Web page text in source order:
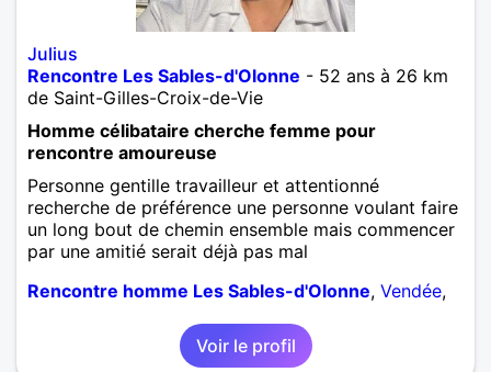
Julius
Rencontre Les Sables-d'Olonne - 52 ans à 26 km
de Saint-Gilles-Croix-de-Vie
Homme célibataire cherche femme pour
rencontre amoureuse
Personne gentille travailleur et attentionné
recherche de préférence une personne voulant faire
un long bout de chemin ensemble mais commencer
par une amitié serait déjà pas mal
Rencontre homme Les Sables-d'Olonne, Vendée,
Voir le profil